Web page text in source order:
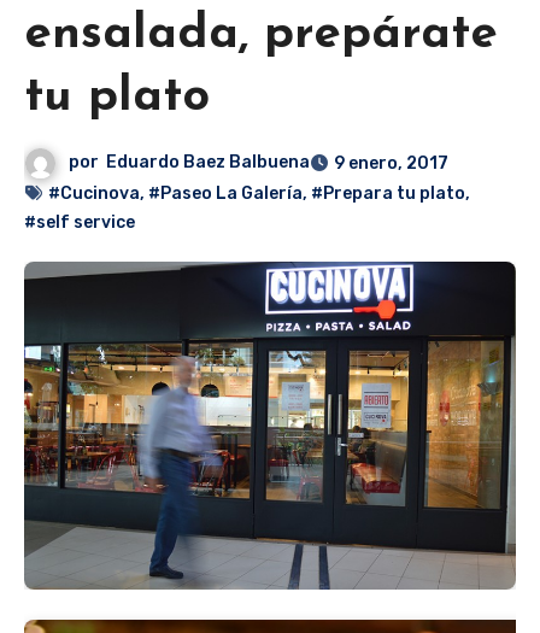
ensalada, prepárate
tu plato
por Eduardo Baez Balbuena
9 enero, 2017
#Cucinova, #Paseo La Galería, #Prepara tu plato,
#self service